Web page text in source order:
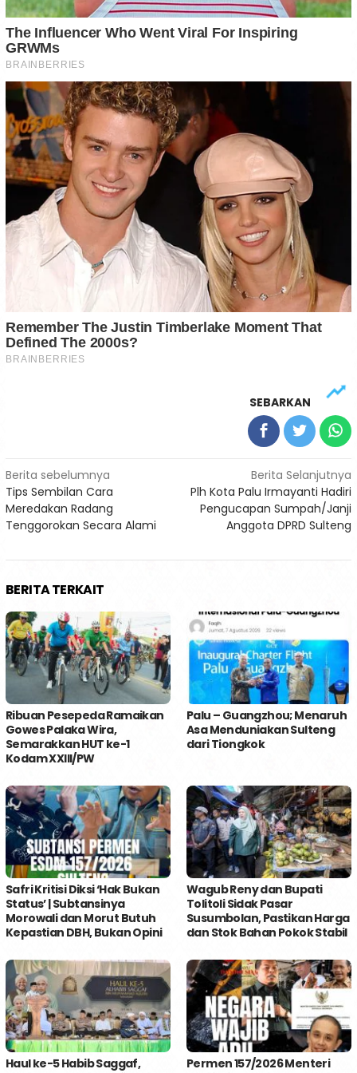
SEBARKAN
Navigasi
pos
Berita sebelumnya
Tips Sembilan Cara
Meredakan Radang
Tenggorokan Secara Alami
Berita Selanjutnya
Plh Kota Palu Irmayanti Hadiri
Pengucapan Sumpah/Janji
Anggota DPRD Sulteng
BERITA TERKAIT
Ribuan Pesepeda Ramaikan
Gowes Palaka Wira,
Semarakkan HUT ke-1
Kodam XXIII/PW
Palu – Guangzhou; Menaruh
Asa Menduniakan Sulteng
dari Tiongkok
Safri Kritisi Diksi ‘Hak Bukan
Status’ | Subtansinya
Morowali dan Morut Butuh
Kepastian DBH, Bukan Opini
Wagub Reny dan Bupati
Tolitoli Sidak Pasar
Susumbolan, Pastikan Harga
dan Stok Bahan Pokok Stabil
Haul ke-5 Habib Saggaf,
Permen 157/2026 Menteri